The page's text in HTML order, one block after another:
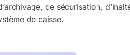
de sécurisation,
de caisse.